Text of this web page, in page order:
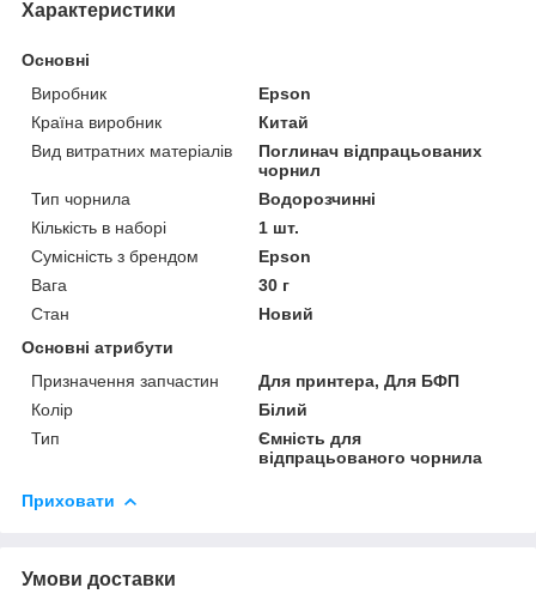
Характеристики
Основні
Виробник
Epson
Країна виробник
Китай
Вид витратних матеріалів
Поглинач відпрацьованих
чорнил
Тип чорнила
Водорозчинні
Кількість в наборі
1 шт.
Сумісність з брендом
Epson
Вага
30 г
Стан
Новий
Основні атрибути
Призначення запчастин
Для принтера, Для БФП
Колір
Білий
Тип
Ємність для
відпрацьованого чорнила
Приховати
Умови доставки